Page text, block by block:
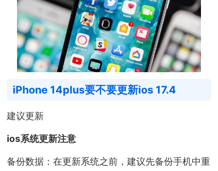
iPhone 14plus要不要更新ios 17.4
建议更新
ios系统更新注意
备份数据：在更新系统之前，建议先备份手机中重